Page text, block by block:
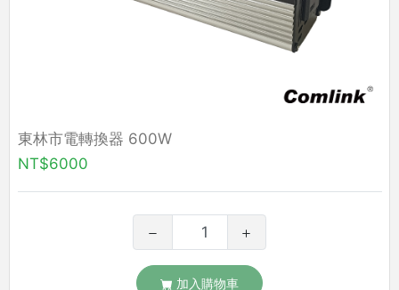
東林市電轉換器 600W
NT$6000
加入購物車